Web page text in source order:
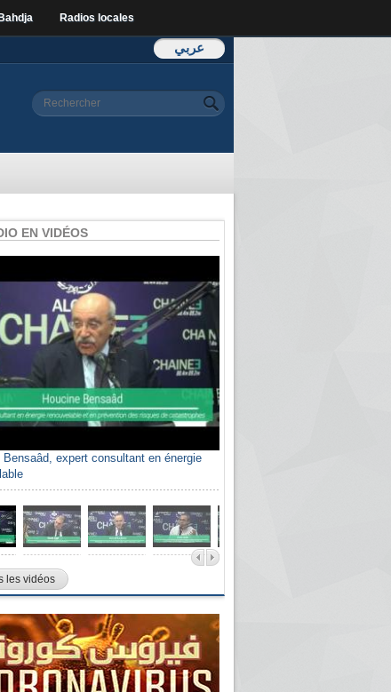
Radios locales
عربي
Formulaire de
Rechercher
EN VIDÉOS
Bensaâd, expert consultant en énergie
les vidéos